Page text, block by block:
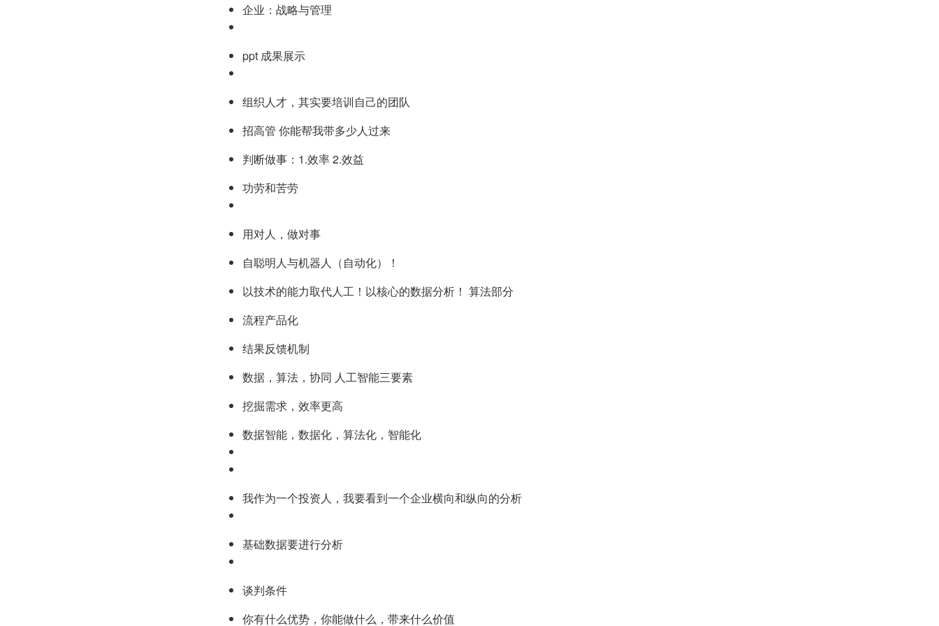
企业：战略与管理
ppt 成果展示
组织人才，其实要培训自己的团队
招高管 你能帮我带多少人过来
判断做事：1.效率 2.效益
功劳和苦劳
用对人，做对事
自聪明人与机器人（自动化）！
以技术的能力取代人工！以核心的数据分析！ 算法部分
流程产品化
结果反馈机制
数据，算法，协同 人工智能三要素
挖掘需求，效率更高
数据智能，数据化，算法化，智能化
我作为一个投资人，我要看到一个企业横向和纵向的分析
基础数据要进行分析
谈判条件
你有什么优势，你能做什么，带来什么价值